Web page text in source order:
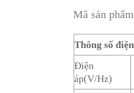
Mã sản
Thông số điện
Điện
áp(V/Hz)